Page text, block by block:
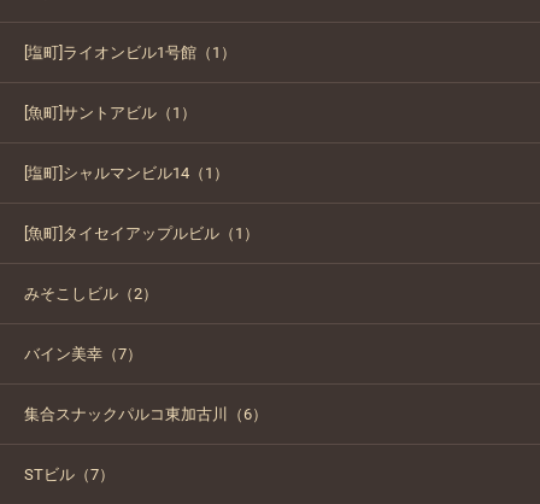
[塩町]ライオンビル1号館（1）
[魚町]サントアビル（1）
[塩町]シャルマンビル14（1）
[魚町]タイセイアップルビル（1）
みそこしビル（2）
バイン美幸（7）
集合スナックパルコ東加古川（6）
STビル（7）